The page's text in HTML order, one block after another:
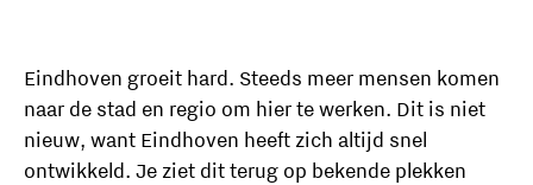
Eindhoven groeit hard. Steeds meer mensen komen
naar de stad en regio om hier te werken. Dit is niet
nieuw, want Eindhoven heeft zich altijd snel
ontwikkeld. Je ziet dit terug op bekende plekken